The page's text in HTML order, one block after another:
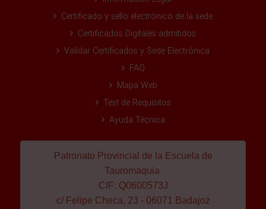
Certificado y sello electrónico de la sede
Certificados Digitales admitidos
Validar Certificados y Sede Electrónica
FAQ
Mapa Web
Test de Requisitos
Ayuda Técnica
Patronato Provincial de la Escuela de
Tauromaquia
CIF: Q0600573J
c/ Felipe Checa, 23 - 06071 Badajoz